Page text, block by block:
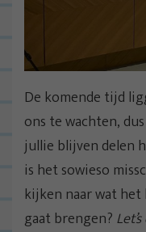
De komende tijd
ons te wachten,
jullie blijven delen
is het sowieso
kijken naar wat
gaat brengen?